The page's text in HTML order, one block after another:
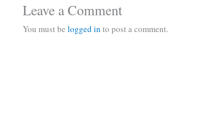
Leave a Comment
You must be logged in to post a comment.